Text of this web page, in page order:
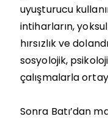
uyuşturucu
intiharların,
hırsızlık ve
sosyolojik,
çalışmalarla
Sonra Batı’dan